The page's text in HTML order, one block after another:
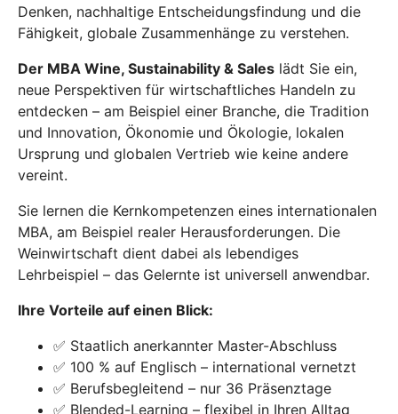
Denken, nachhaltige Entscheidungsfindung und die
Fähigkeit, globale Zusammenhänge zu verstehen.
Der MBA Wine, Sustainability & Sales lädt Sie ein,
neue Perspektiven für wirtschaftliches Handeln zu
entdecken – am Beispiel einer Branche, die Tradition
und Innovation, Ökonomie und Ökologie, lokalen
Ursprung und globalen Vertrieb wie keine andere
vereint.
Sie lernen die Kernkompetenzen eines internationalen
MBA, am Beispiel realer Herausforderungen. Die
Weinwirtschaft dient dabei als lebendiges
Lehrbeispiel – das Gelernte ist universell anwendbar.
Ihre Vorteile auf einen Blick:
✅ Staatlich anerkannter Master-Abschluss
✅ 100 % auf Englisch – international vernetzt
✅ Berufsbegleitend – nur 36 Präsenztage
✅ Blended-Learning – flexibel in Ihren Alltag